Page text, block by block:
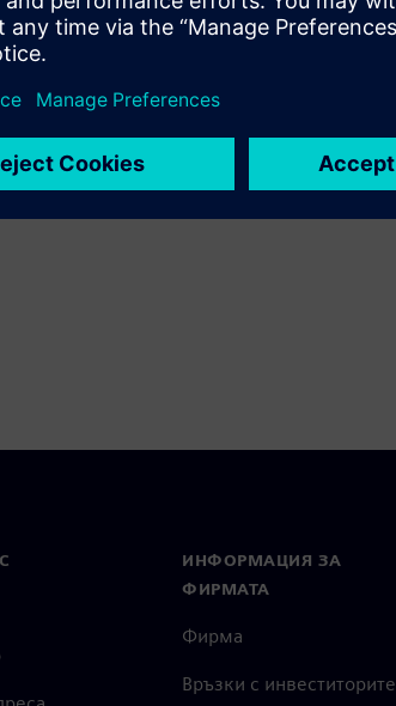
ИНФОРМАЦИЯ ЗА
ФИРМАТА
Фирма
Връзки с инвеститорите